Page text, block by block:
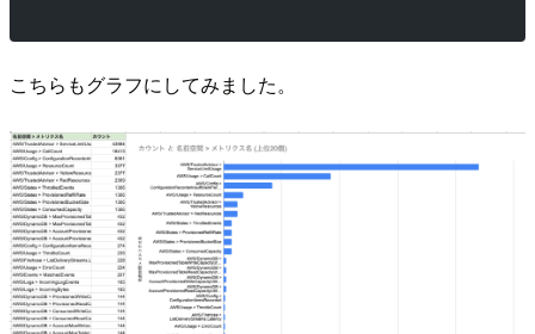
こちらもグラフにしてみました。